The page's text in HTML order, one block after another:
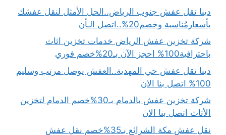
دينا نقل عفش جنوب الرياض..الحل الأمثل لنقل عفشك
بأسعارمُناسبة وخصم20%..اتصل الـأن
شركة تخزين عفش الرياض خدمات تخزين اثاث
باحترافية100% احجز الآن بـ20%خصم فوري
دينا نقل عفش حي المهدية..العفش يوصل مرتب وسليم
100% اتصل بنا الان
شركة تخزين عفش بالدمام بـ30%خصم الدمام لتخزين
الأثاث اتصل بنا الان
نقل عفش مكة الشرائع بـ35%خصم نقل عفش